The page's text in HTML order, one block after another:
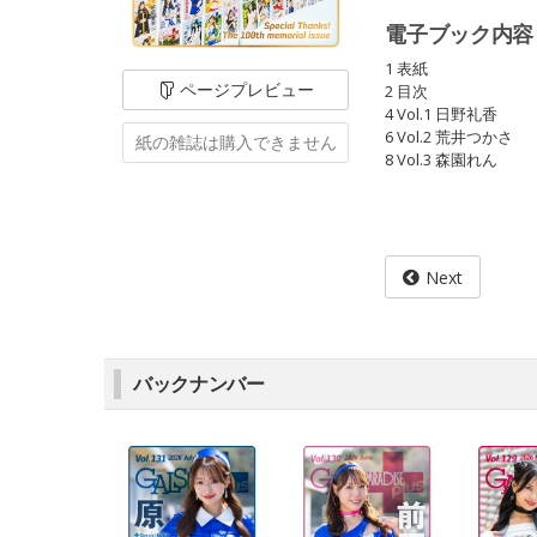
ページプレビュー
紙の雑誌は購入できません
電子ブック内容
1 表紙
2 目次
4 Vol.1 日野礼香
6 Vol.2 荒井つかさ
8 Vol.3 森園れん
Next
バックナンバー